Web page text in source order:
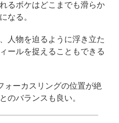
るボケはどこまでも滑らか
なる。
人物を迫るように浮き立た
ールを捉えることもできる
ォーカスリングの位置が絶
のバランスも良い。